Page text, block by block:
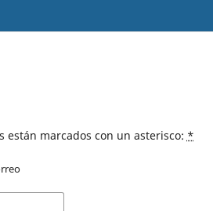
están marcados con un asterisco: *